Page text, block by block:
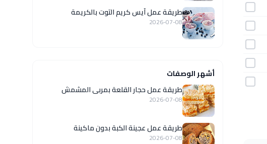
طريقة عمل آيس كريم التوت بالكريمة
2026-07-08
أشهر الوصفات
طريقة عمل حجار القلعة بمربى المشمش
2026-07-08
طريقة عمل عجينة الكبة بدون ماكينة
2026-07-08